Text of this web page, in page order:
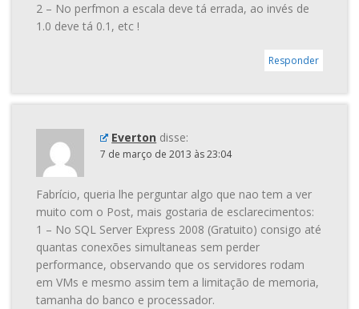
2 – No perfmon a escala deve tá errada, ao invés de
1.0 deve tá 0.1, etc !
Responder
Everton disse:
7 de março de 2013 às 23:04
Fabrício, queria lhe perguntar algo que nao tem a ver
muito com o Post, mais gostaria de esclarecimentos:
1 – No SQL Server Express 2008 (Gratuito) consigo até
quantas conexões simultaneas sem perder
performance, observando que os servidores rodam
em VMs e mesmo assim tem a limitação de memoria,
tamanha do banco e processador.